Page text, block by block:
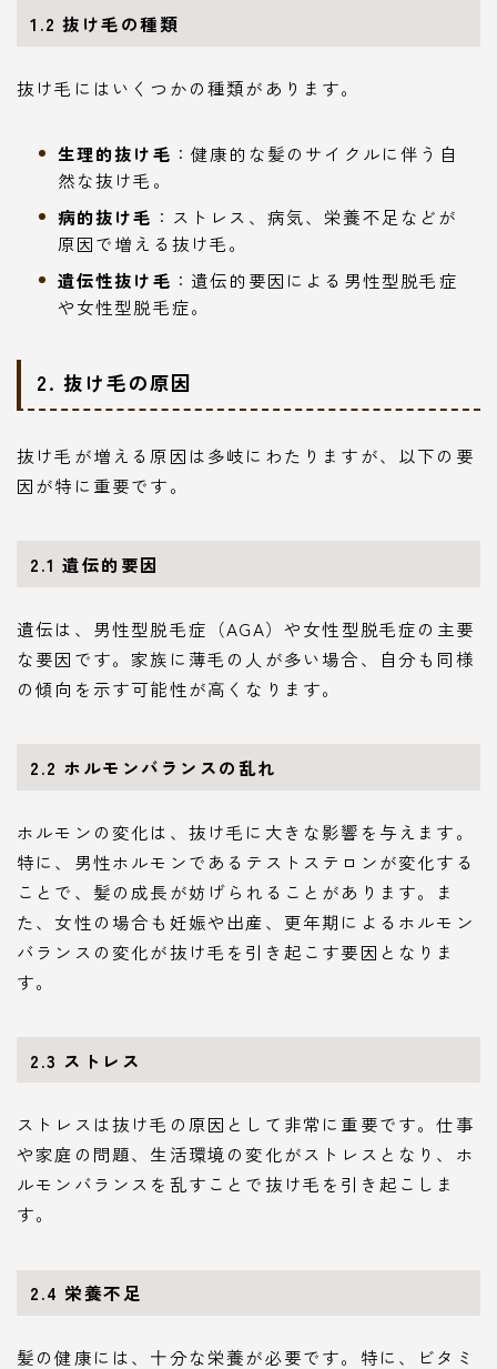
1.2 抜け毛の種類
抜け毛にはいくつかの種類があります。
生理的抜け毛 ：健康的な髪のサイクルに伴う自
然な抜け毛。
病的抜け毛 ：ストレス、病気、栄養不足などが
原因で増える抜け毛。
遺伝性抜け毛 ：遺伝的要因による男性型脱毛症
や女性型脱毛症。
2. 抜け毛の原因
抜け毛が増える原因は多岐にわたりますが、以下の要
因が特に重要です。
2.1 遺伝的要因
遺伝は、男性型脱毛症（AGA）や女性型脱毛症の主要
な要因です。家族に薄毛の人が多い場合、自分も同様
の傾向を示す可能性が高くなります。
2.2 ホルモンバランスの乱れ
ホルモンの変化は、抜け毛に大きな影響を与えます。
特に、男性ホルモンであるテストステロンが変化する
ことで、髪の成長が妨げられることがあります。ま
た、女性の場合も妊娠や出産、更年期によるホルモン
バランスの変化が抜け毛を引き起こす要因となりま
す。
2.3 ストレス
ストレスは抜け毛の原因として非常に重要です。仕事
や家庭の問題、生活環境の変化がストレスとなり、ホ
ルモンバランスを乱すことで抜け毛を引き起こしま
す。
2.4 栄養不足
髪の健康には、十分な栄養が必要です。特に、ビタミ